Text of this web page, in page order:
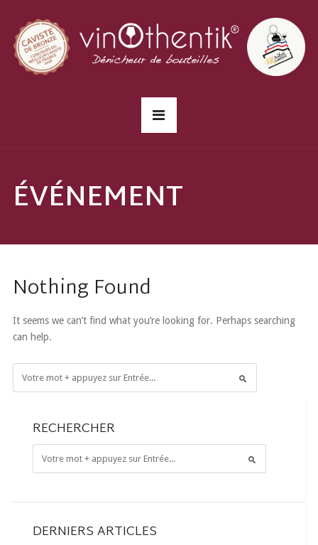
ÉVÉNEMENT
Nothing Found
It seems we can’t find what you’re looking for. Perhaps searching
can help.
RECHERCHER
DERNIERS ARTICLES